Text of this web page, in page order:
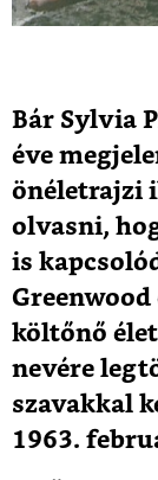
Bár Sylvia
éve
önéletrajzi
olvasni,
is
költőnő
nevére
szavakkal
1963.